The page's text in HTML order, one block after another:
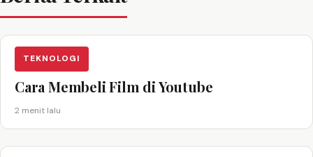
TEKNOLOGI
Cara Membeli Film di Youtube
2 menit lalu